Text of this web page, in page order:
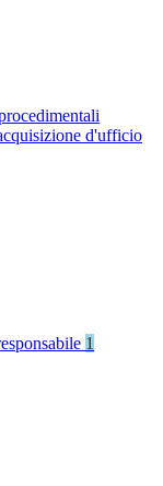
d'ufficio
1